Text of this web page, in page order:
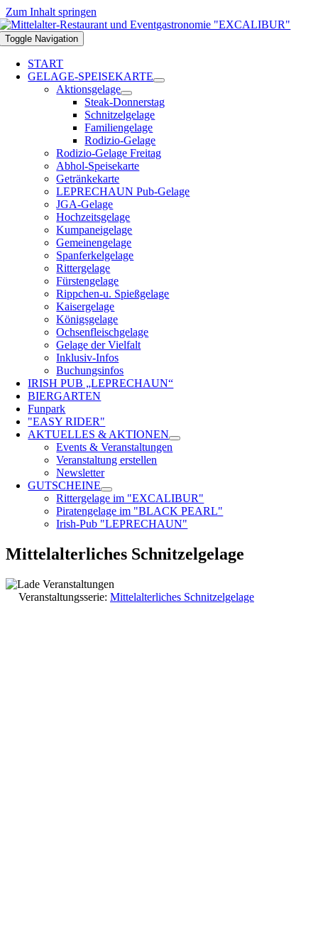
Zum Inhalt springen
Toggle Navigation
START
GELAGE-SPEISEKARTE
Aktionsgelage
Steak-Donnerstag
Schnitzelgelage
Familiengelage
Rodizio-Gelage
Rodizio-Gelage Freitag
Abhol-Speisekarte
Getränkekarte
LEPRECHAUN Pub-Gelage
JGA-Gelage
Hochzeitsgelage
Kumpaneigelage
Gemeinengelage
Spanferkelgelage
Rittergelage
Fürstengelage
Rippchen-u. Spießgelage
Kaisergelage
Königsgelage
Ochsenfleischgelage
Gelage der Vielfalt
Inklusiv-Infos
Buchungsinfos
IRISH PUB „LEPRECHAUN“
BIERGARTEN
Funpark
"EASY RIDER"
AKTUELLES & AKTIONEN
Events & Veranstaltungen
Veranstaltung erstellen
Newsletter
GUTSCHEINE
Rittergelage im "EXCALIBUR"
Piratengelage im "BLACK PEARL"
Irish-Pub "LEPRECHAUN"
Mittelalterliches Schnitzelgelage
Veranstaltungsserie: Mittelalterliches Schnitzelgelage